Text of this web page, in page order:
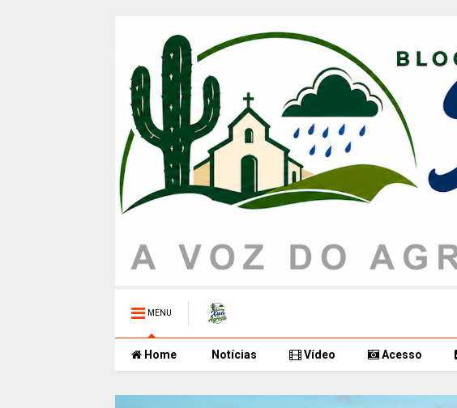
MENU
Home Notícias Vídeo Acesso